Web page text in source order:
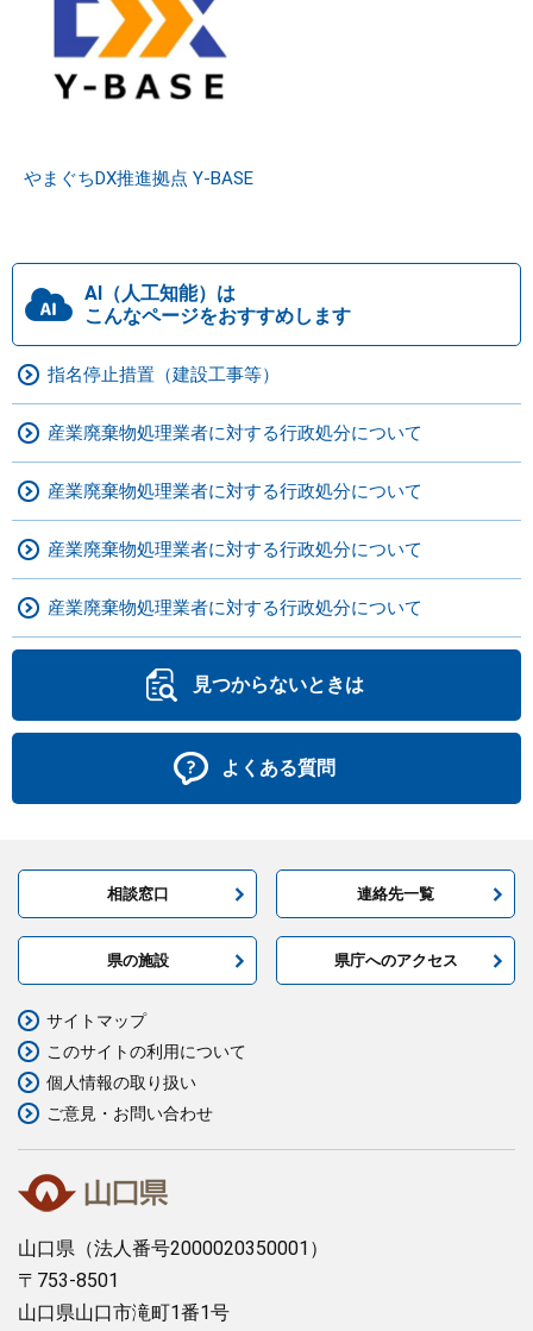
やまぐちDX推進拠点 Y-BASE
AI（人工知能）は
こんなページをおすすめします
指名停止措置（建設工事等）
産業廃棄物処理業者に対する行政処分について
産業廃棄物処理業者に対する行政処分について
産業廃棄物処理業者に対する行政処分について
産業廃棄物処理業者に対する行政処分について
見つからないときは
よくある質問
相談窓口 連絡先一覧
県の施設 県庁へのアクセス
山口県 （法人番号2000020350001）
〒753-8501
山口県山口市滝町1番1号
サイトマップ
このサイトの利用について
個人情報の取り扱い
ご意見・お問い合わせ